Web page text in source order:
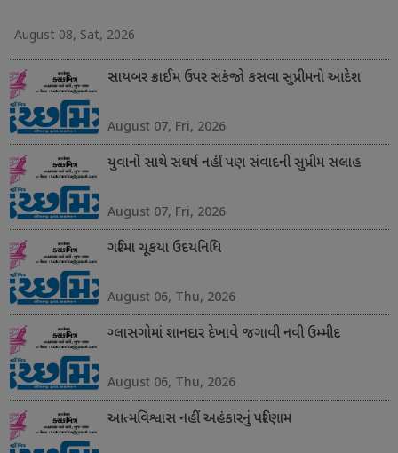
August 08, Sat, 2026
સાયબર ક્રાઈમ ઉપર સકંજો કસવા સુપ્રીમનો આદેશ
August 07, Fri, 2026
યુવાનો સાથે સંઘર્ષ નહીં પણ સંવાદની સુપ્રીમ સલાહ
August 07, Fri, 2026
ગરિમા ચૂકયા ઉદયનિધિ
August 06, Thu, 2026
ગ્લાસગોમાં શાનદાર દેખાવે જગાવી નવી ઉમ્મીદ
August 06, Thu, 2026
આત્મવિશ્વાસ નહીં અહંકારનું પરિણામ